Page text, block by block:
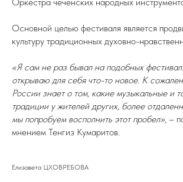
Основной целью фестиваля является
культуру традиционных духовно-
«Я сам не раз бывал на подобных
открываю для себя что-то новое. К
России знает о том, какие музыкальные и
традиции у жителей других, более
мы попробуем восполнить этот пробел», –
мнением Тенгиз Кумаритов.
Елизавета ЦХОВРЕБОВА